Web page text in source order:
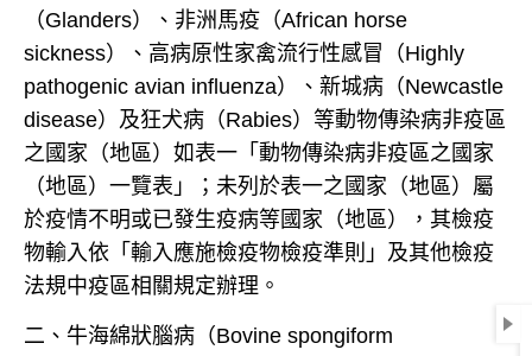
（Glanders）、非洲馬疫（African horse
sickness）、高病原性家禽流行性感冒（Highly
pathogenic avian influenza）、新城病（Newcastle
disease）及狂犬病（Rabies）等動物傳染病非疫區
之國家（地區）如表一「動物傳染病非疫區之國家
（地區）一覽表」；未列於表一之國家（地區）屬
於疫情不明或已發生疫病等國家（地區）， 其檢疫
物輸入依「輸入應施檢疫物檢疫準則」及其他檢疫
法規中疫區相關規定辦理。
二、牛海綿狀腦病（Bovine spongiform